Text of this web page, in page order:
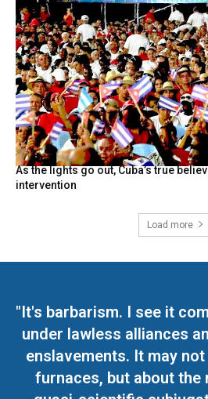
As the lights go out, Cuba’s true
intervention
Load more
"It's barbarism. I see it
under lawless alliances
enslavements. It may
furnaces, but about the